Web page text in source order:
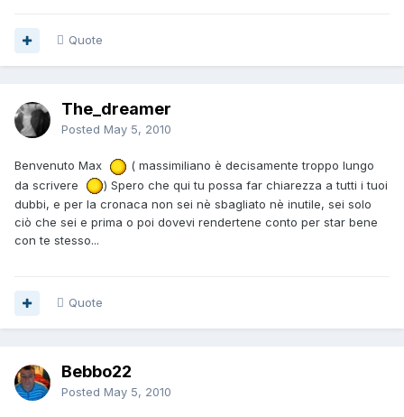
Quote
The_dreamer
Posted May 5, 2010
Benvenuto Max
( massimiliano è decisamente troppo lungo
da scrivere
) Spero che qui tu possa far chiarezza a tutti i tuoi
dubbi, e per la cronaca non sei nè sbagliato nè inutile, sei solo
ciò che sei e prima o poi dovevi rendertene conto per star bene
con te stesso...
Quote
Bebbo22
Posted May 5, 2010